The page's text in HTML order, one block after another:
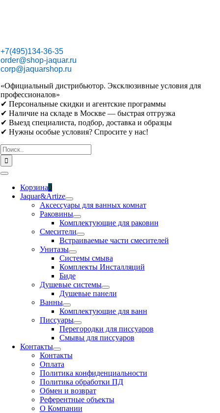
+7(495)134-36-35
order@shop-jaquar.ru
corp@jaquarshop.ru
«Официальный дистрибьютор. Эксклюзивные условия для
профессионалов»
✔ Персональные скидки и агентские программы
✔ Наличие на складе в Москве — быстрая отгрузка
✔ Выезд специалиста, подбор, доставка и образцы
✔ Нужны особые условия? Спросите у нас!
Результат
поиска:
Toggle
NavigationКорзина0
Jaquar&Artize
Аксессуары для ванных комнат
Раковины
Комплектующие для раковин
Смесители
Встраиваемые части смесителей
Унитазы
Системы смыва
Комплекты Инсталляций
Биде
Душевые системы
Душевые панели
Ванны
Комплектующие для ванн
Писсуары
Перегородки для писсуаров
Смывы для писсуаров
Контакты
Контакты
Оплата
Политика конфиденциальности
Политика обработки ПД
Обмен и возврат
Референтные объекты
О Компании